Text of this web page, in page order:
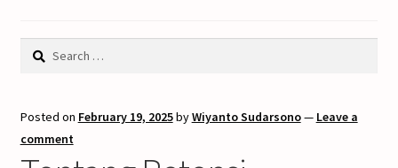
Search
Posted on February 19, 2025byWiyanto Sudarsono— Leave a
comment